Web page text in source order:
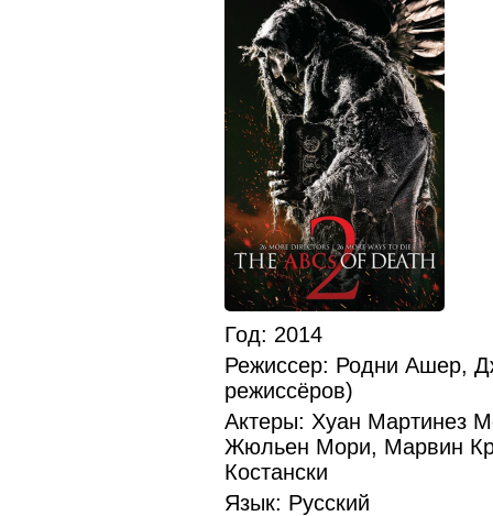
Год: 2014
Режиссер: Родни Ашер,
режиссёров)
Актеры: Хуан Мартинез
Жюльен Мори, Марвин
Костански
Язык: Русский